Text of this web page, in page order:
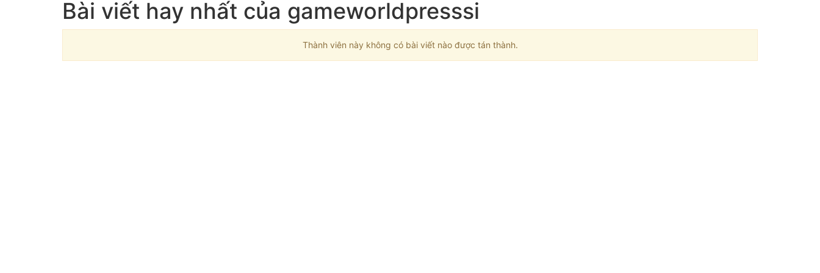
Bài viết hay nhất của gameworldpresssi
Thành viên này không có bài viết nào được tán thành.